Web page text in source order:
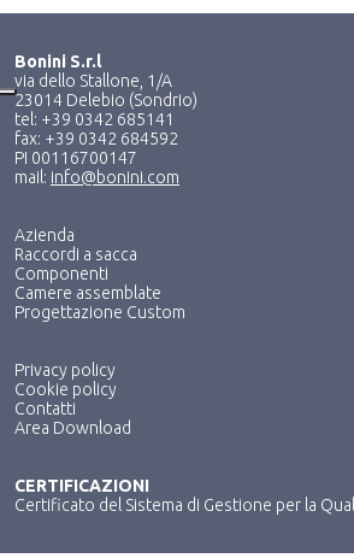
Bonini S.r.l
via dello Stallone, 1/A
23014 Delebio (Sondrio)
tel: +39 0342 685141
fax: +39 0342 684592
PI 00116700147
mail: info@bonini.com
Azienda
Raccordi a sacca
Componenti
Camere assemblate
Progettazione Custom
Privacy policy
Cookie policy
Contatti
Area Download
CERTIFICAZIONI
Certificato del Sistema di Gestione per la